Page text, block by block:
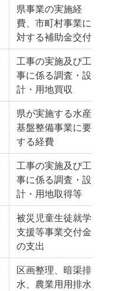
県事業の実施経
費、市町村事業に
対する補助金交付
工事の実施及び工
事に係る調査・設
計・用地買収
県が実施する水産
基盤整備事業に要
する経費
工事の実施及び工
事に係る調査・設
計・用地取得等
被災児童生徒就学
支援等事業交付金
の支出
区画整理、暗渠排
水、農業用用排水